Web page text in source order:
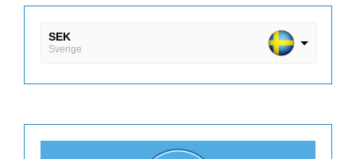
SEK
Sverige
EUR